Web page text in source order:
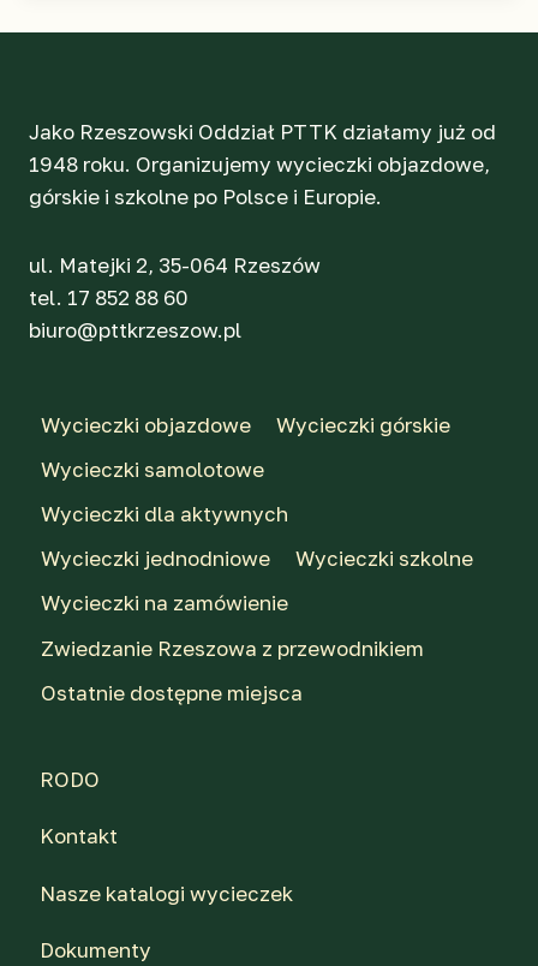
Jako Rzeszowski Oddział PTTK działamy już od
1948 roku. Organizujemy wycieczki objazdowe,
górskie i szkolne po Polsce i Europie.
ul. Matejki 2, 35-064 Rzeszów
tel. 17 852 88 60
biuro@pttkrzeszow.pl
Wycieczki objazdowe
Wycieczki górskie
Wycieczki samolotowe
Wycieczki dla aktywnych
Wycieczki jednodniowe
Wycieczki szkolne
Wycieczki na zamówienie
Zwiedzanie Rzeszowa z przewodnikiem
Ostatnie dostępne miejsca
RODO
Kontakt
Nasze katalogi wycieczek
Dokumenty